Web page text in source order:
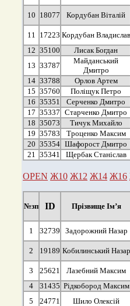
10 18077 Кордубан Віталій
11 17223 Кордубан Владислав
12 35100 Лисак Богдан
13 33787
Майданський
Дмитро
14 33788 Орлов Артем
15 35760 Поліщук Петро
16 35351 Серченко Дмитро
17 35337 Старченко Дмитро
18 35073 Тичук Михайло
19 35783 Троценко Максим
20 35354 Шафорост Дмитро
21 35341 Щербак Станіслав
OPEN Ж10 Ж12 Ж14 Ж16
№зп ID Прізвище Ім’я
1 32739 Задорожний Назар
2 19189 Кобилинський Назар
3 25621 Лазебний Максим
4
31435 Рідкобород Максим
5
24771 Шило Олексій